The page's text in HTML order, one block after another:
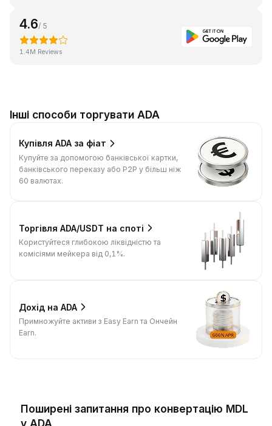
4.6/ 5
1.4M Reviews
Інші способи торгувати ADA
Купівля ADA за фіат
Купуйте за допомогою банківської картки,
банківського переказу або P2P у більш ніж
60 валютах.
Торгівля ADA/USDT на споті
Користуйтеся глибокою ліквідністю та
комісіями мейкера від 0,1%.
Дохід на ADA
Примножуйте активи з Easy Earn та Ончейн
Earn.
Поширені запитання про конвертацію MDL
у ADA